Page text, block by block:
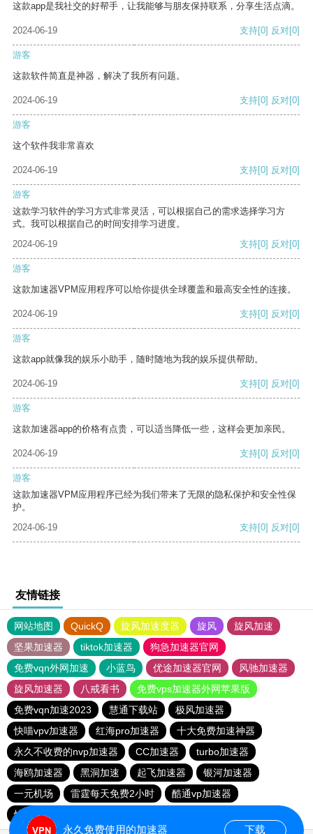
这款app是我社交的好帮手，让我能够与朋友保持联系，分享生活点滴。
2024-06-19 支持[0] 反对[0]
游客
这款软件简直是神器，解决了我所有问题。
2024-06-19 支持[0] 反对[0]
游客
这个软件我非常喜欢
2024-06-19 支持[0] 反对[0]
游客
这款学习软件的学习方式非常灵活，可以根据自己的需求选择学习方
式。我可以根据自己的时间安排学习进度。
2024-06-19
支持[0] 反对[0]
游客
这款加速器VPM应用程序可以给你提供全球覆盖和最高安全性的连接。
2024-06-19 支持[0] 反对[0]
游客
这款app就像我的娱乐小助手，随时随地为我的娱乐提供帮助。
2024-06-19 支持[0] 反对[0]
游客
这款加速器app的价格有点贵，可以适当降低一些，这样会更加亲民。
2024-06-19 支持[0] 反对[0]
游客
这款加速器VPM应用程序已经为我们带来了无限的隐私保护和安全性保
护。
2024-06-19
支持[0] 反对[0]
友情链接
网站地图 QuickQ 旋风加速度器 旋风
旋风加速
坚果加速器
tiktok加速器
狗急加速器官网
免费vqn外网加速
小蓝鸟 优途加速器官网
风驰加速器
旋风加速器
八戒看书
免费vps加速器外网苹果版
免费vqn加速2023
慧通下载站
极风加速器
快喵vpv加速器
红海pro加速器
十大免费加速神器
永久不收费的nvp加速器
CC加速器
turbo加速器
海鸥加速器
黑洞加速 起飞加速器
银河加速器
一元机场
雷霆每天免费2小时
酷通vp加速器
快喵vpv加速器
永久免费使用的加速器 下载